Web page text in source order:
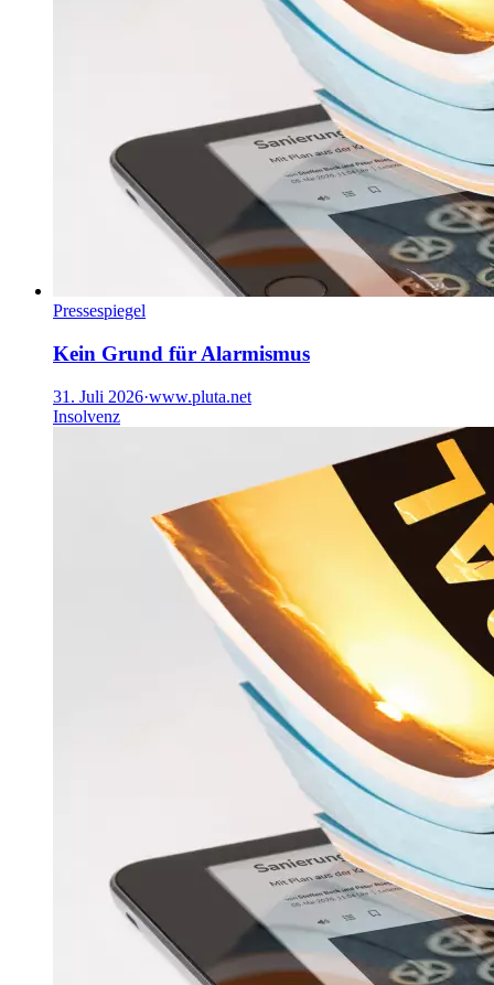
Pressespiegel
Kein Grund für Alarmismus
31. Juli 2026·www.pluta.net
Insolvenz